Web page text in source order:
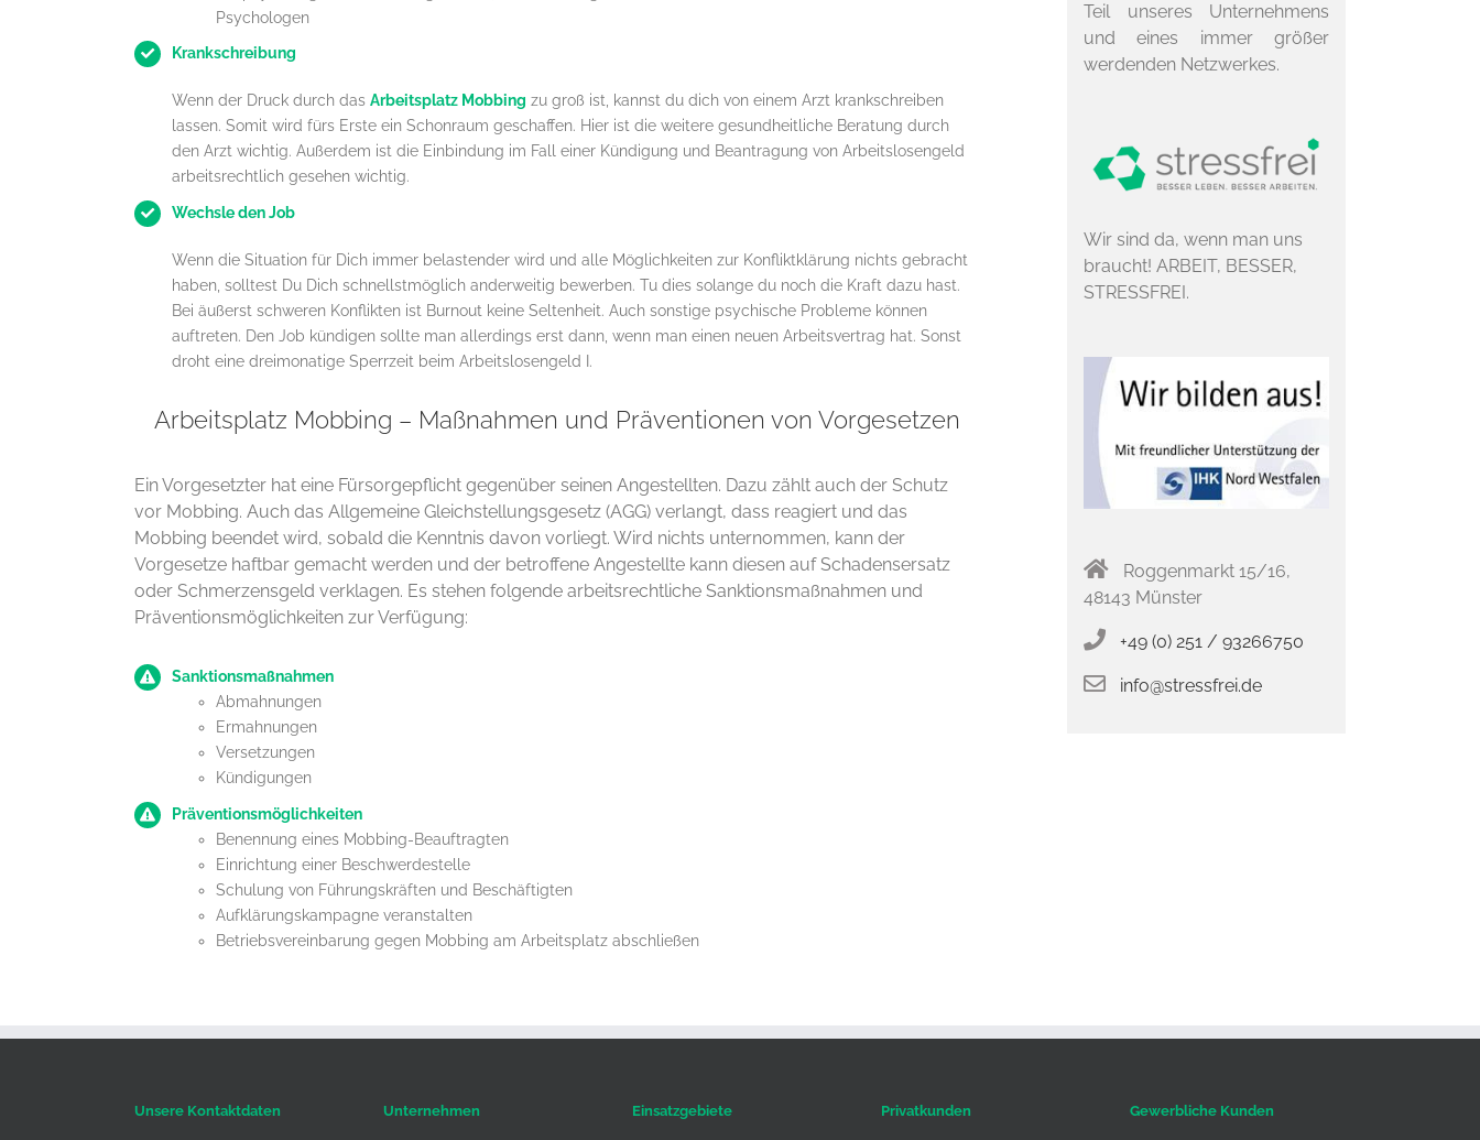
Psychologen
Krankschreibung
Wenn der Druck durch das Arbeitsplatz Mobbing zu groß ist, kannst du dich von einem Arzt krankschreiben
lassen. Somit wird fürs Erste ein Schonraum geschaffen. Hier ist die weitere gesundheitliche Beratung durch
den Arzt wichtig. Außerdem ist die Einbindung im Fall einer Kündigung und Beantragung von Arbeitslosengeld
arbeitsrechtlich gesehen wichtig.
Wechsle den Job
Wenn die Situation für Dich immer belastender wird und alle Möglichkeiten zur Konfliktklärung nichts gebracht
haben, solltest Du Dich schnellstmöglich anderweitig bewerben. Tu dies solange du noch die Kraft dazu hast.
Bei äußerst schweren Konflikten ist Burnout keine Seltenheit. Auch sonstige psychische Probleme können
auftreten. Den Job kündigen sollte man allerdings erst dann, wenn man einen neuen Arbeitsvertrag hat. Sonst
droht eine dreimonatige Sperrzeit beim Arbeitslosengeld I.
Arbeitsplatz Mobbing – Maßnahmen und Präventionen von Vorgesetzen
Ein Vorgesetzter hat eine Fürsorgepflicht gegenüber seinen Angestellten. Dazu zählt auch der Schutz
vor Mobbing. Auch das Allgemeine Gleichstellungsgesetz (AGG) verlangt, dass reagiert und das
Mobbing beendet wird, sobald die Kenntnis davon vorliegt. Wird nichts unternommen, kann der
Vorgesetze haftbar gemacht werden und der betroffene Angestellte kann diesen auf Schadensersatz
oder Schmerzensgeld verklagen. Es stehen folgende arbeitsrechtliche Sanktionsmaßnahmen und
Präventionsmöglichkeiten zur Verfügung:
Sanktionsmaßnahmen
Abmahnungen
Ermahnungen
Versetzungen
Kündigungen
Präventionsmöglichkeiten
Benennung eines Mobbing-Beauftragten
Einrichtung einer Beschwerdestelle
Schulung von Führungskräften und Beschäftigten
Aufklärungskampagne veranstalten
Betriebsvereinbarung gegen Mobbing am Arbeitsplatz abschließen
Teil unseres Unternehmens
und eines immer größer
werdenden Netzwerkes.
Wir sind da, wenn man uns
braucht! ARBEIT, BESSER,
STRESSFREI.
Roggenmarkt 15/16,
48143 Münster
+49 (0) 251 / 93266750
info@stressfrei.de
Unsere Kontaktdaten Unternehmen Einsatzgebiete Privatkunden Gewerbliche Kunden